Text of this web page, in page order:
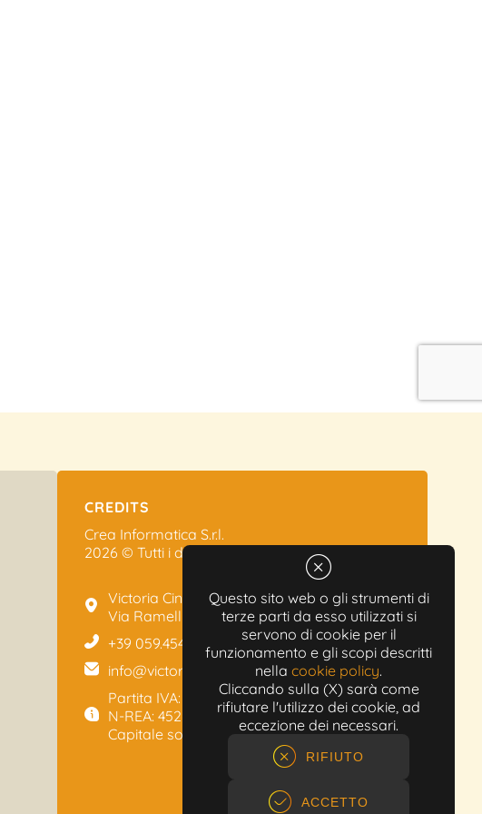
Questo sito web o gli strumenti di
terze parti da esso utilizzati si
servono di cookie per il
funzionamento e gli scopi descritti
nella cookie policy.
Cliccando sulla (X) sarà come
rifiutare l'utilizzo dei cookie, ad
eccezione dei necessari.
RIFIUTO
ACCETTO
CREDITS
Crea Informatica S.r.l.
2026 © Tutti i diritti riservati.
Victoria Cinema
Via Ramelli, 101 - Modena
+39 059.454622
info@victoriacinema.it
Partita IVA: 02603471208
N-REA: 452611
Capitale sociale: 300.000,00€